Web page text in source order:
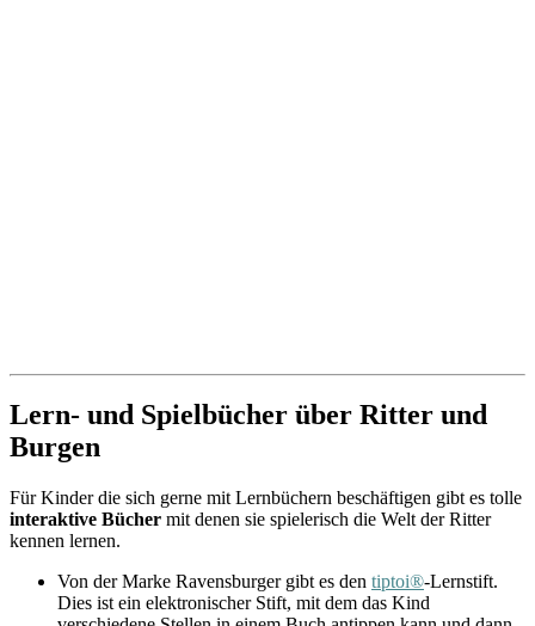
Lern- und Spielbücher über Ritter und
Burgen
Für Kinder die sich gerne mit Lernbüchern beschäftigen gibt es tolle
interaktive Bücher mit denen sie spielerisch die Welt der Ritter
kennen lernen.
Von der Marke Ravensburger gibt es den tiptoi®-Lernstift.
Dies ist ein elektronischer Stift, mit dem das Kind